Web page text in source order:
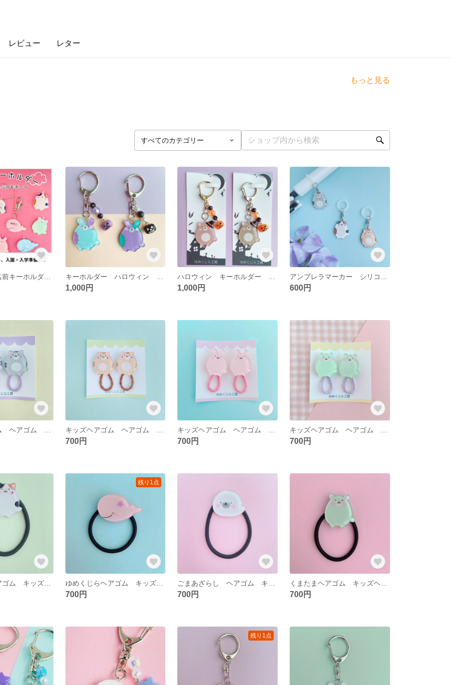
レビュー レター
もっと見る
【名入り】お名前キーホルダー ネームタグ 入園・入学準備 プチギフトに ぷっくり
1,000円 1,000円 600円
700円 700円 700円
みけねこ ヘアゴム キッズヘアゴム プチギフト
残り1点
ゆめくじらヘアゴム キッズヘアゴム
700円 700円 700円
残り1点